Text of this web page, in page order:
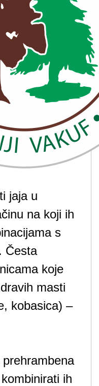
jaja u
na koji ih
s
Česta
koje
masti
kobasica) –
ih